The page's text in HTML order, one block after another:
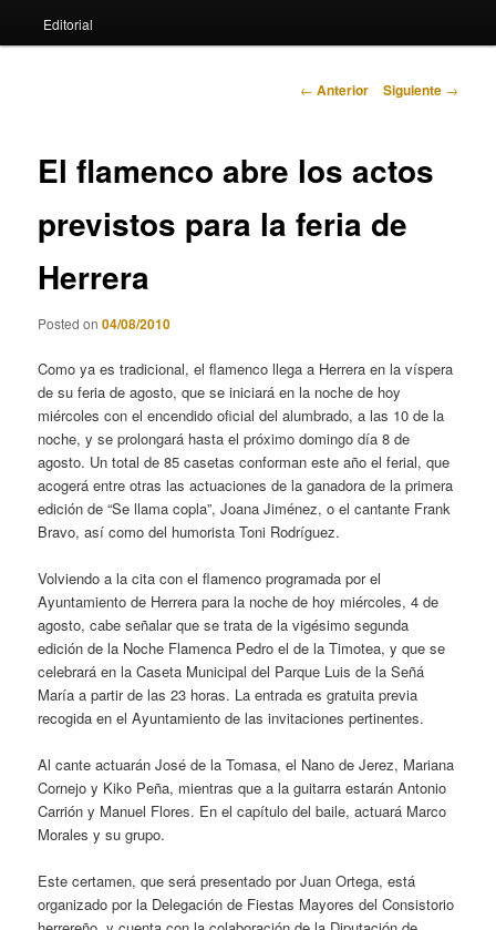
Editorial
Navegación
← Anterior Siguiente →
El flamenco abre los actos
previstos para la feria de
Herrera
Posted on04/08/2010
Como ya es tradicional, el flamenco llega a Herrera en la víspera
de su feria de agosto, que se iniciará en la noche de hoy
miércoles con el encendido oficial del alumbrado, a las 10 de la
noche, y se prolongará hasta el próximo domingo día 8 de
agosto. Un total de 85 casetas conforman este año el ferial, que
acogerá entre otras las actuaciones de la ganadora de la primera
edición de “Se llama copla”, Joana Jiménez, o el cantante Frank
Bravo, así como del humorista Toni Rodríguez.
Volviendo a la cita con el flamenco programada por el
Ayuntamiento de Herrera para la noche de hoy miércoles, 4 de
agosto, cabe señalar que se trata de la vigésimo segunda
edición de la Noche Flamenca Pedro el de la Timotea, y que se
celebrará en la Caseta Municipal del Parque Luis de la Señá
María a partir de las 23 horas. La entrada es gratuita previa
recogida en el Ayuntamiento de las invitaciones pertinentes.
Al cante actuarán José de la Tomasa, el Nano de Jerez, Mariana
Cornejo y Kiko Peña, mientras que a la guitarra estarán Antonio
Carrión y Manuel Flores. En el capítulo del baile, actuará Marco
Morales y su grupo.
Este certamen, que será presentado por Juan Ortega, está
organizado por la Delegación de Fiestas Mayores del Consistorio